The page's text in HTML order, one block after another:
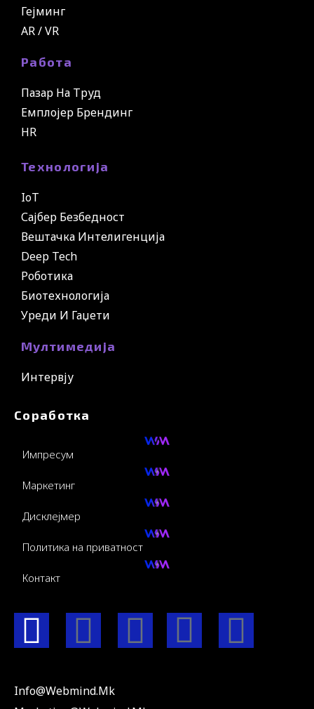
Гејминг
AR / VR
Работа
Пазар На Труд
Емплојер Брендинг
HR
Технологија
IoT
Сајбер Безбедност
Вештачка Интелигенција
Deep Tech
Роботика
Биотехнологија
Уреди И Гаџети
Мултимедија
Интервју
Соработка
Импресум
Маркетинг
Дисклејмер
Политика на приватност
Контакт
F
c
I
s
Y
u
I
L
Info@webmind.mk